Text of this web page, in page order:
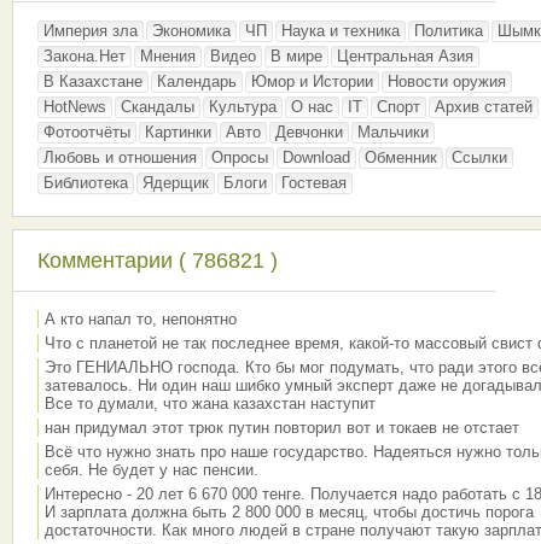
Империя зла Экономика ЧП Наука и техника Политика
Закона.Нет
Мнения Видео В мире
Центральная Азия
В Казахстане
Календарь Юмор и Истории
Новости оружия
HotNews
Скандалы Культура О нас IT Спорт
Архив статей
Фотоотчёты
Картинки Авто Девчонки
Мальчики
Любовь и отношения
Опросы Download Обменник
Ссылки
Библиотека
Ядерщик Блоги Гостевая
Комментарии ( 786821 )
А кто напал то, непонятно
Что с планетой не так последнее время, какой-то массовый свист
Это ГЕНИАЛЬНО господа. Кто бы мог подумать, что ради этого
затевалось. Ни один наш шибко умный эксперт даже не
Все то думали, что жана казахстан наступит
нан придумал этот трюк путин повторил вот и токаев не отстает
Всё что нужно знать про наше государство. Надеяться нужно
себя. Не будет у нас пенсии.
Интересно - 20 лет 6 670 000 тенге. Получается надо работать с
И зарплата должна быть 2 800 000 в месяц, чтобы достичь порога
достаточности. Как много людей в стране получают такую